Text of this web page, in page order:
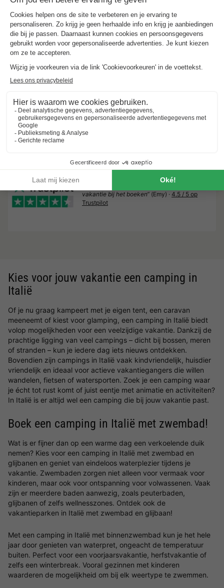
Vodatent Camping Centro Vacanze San Marino
Diverse recreatiefaciliteiten
Familievakantie dichtbij het strand
Safaritent 6 personen
Van 18 tot 21 sep, 3 nachten, Vanaf
Trustpilot beoordelingen
vakantie bij het boeken“ (Emy) · 4.5 / 5 op
Trustpilot
Kies voor jouw vakantie een camping in
Italië
Of je nu graag kampeert met je eigen tent, een caravan
meeneemt of kiest voor glamping, een camping in Italië biedt
volop mogelijkheden voor een veelzijdige vakantie. Dankzij de
prachtige ligging van veel campings – dicht bij bossen, meren
of stranden – kun je iedere dag iets nieuws ontdekken.
Bovendien zijn campings in Italië vaak kindvriendelijk, huisdier
vriendelijk en ideaal voor actieve vakantiegangers die willen
wandelen, fietsen of watersporten. Zoek je een camping waar
je écht tot rust komt of juist eentje met animatie en activiteiten?
In Italië is er altijd wel een camping die bij jouw vakantie past.
Boek een camping in Italië met zwembad!
Wat is er fijner dan op een warme dag een verkoelende duik
nemen? Kies voor een camping in Italië met zwembad en
glijbanen en geniet van eindeloos waterplezier tijdens je
vakantie. Zwembaden zorgen niet alleen voor vermaak voor
kinderen, maar ook voor ontspanning voor volwassenen. Vaak
zijn er meerdere baden aanwezig, zoals peuterbaden,
glijbanen of zelfs wellnesszones. Ontdek ook de
vakantieparken in Italië met zwembad en glijbaan!
Met een camping in Italië met binnenzwembad kun je het hele
jaar door genieten van waterpret, ongeacht de temperatuur
buiten. Perfect voor een voorjaarsvakantie, herfstvakantie of
zelfs een winterbreak. Vooral gezinnen met kinderen
waarderen de mogelijkheid om bij elk weertype te zwemmen.